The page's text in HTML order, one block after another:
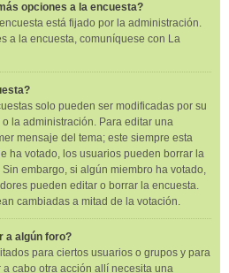
opciones a la encuesta?
está fijado por la administración.
a la encuesta, comuníquese con La
solo pueden ser modificadas por su
la administración. Para editar una
mensaje del tema; este siempre esta
ha votado, los usuarios pueden borrar la
embargo, si algún miembro ha votado,
pueden editar o borrar la encuesta.
cambiadas a mitad de la votación.
a algún foro?
para ciertos usuarios o grupos y para
cabo otra acción allí necesita una